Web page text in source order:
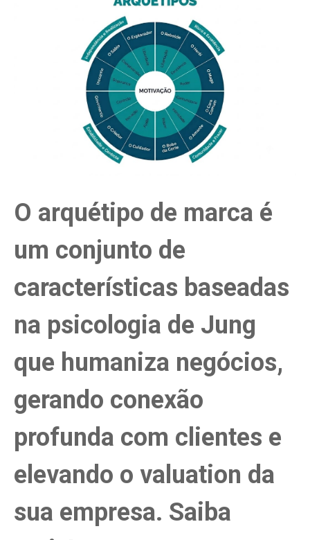
O arquétipo de marca é
um conjunto de
características baseadas
na psicologia de Jung
que humaniza negócios,
gerando conexão
profunda com clientes e
elevando o valuation da
sua empresa. Saiba